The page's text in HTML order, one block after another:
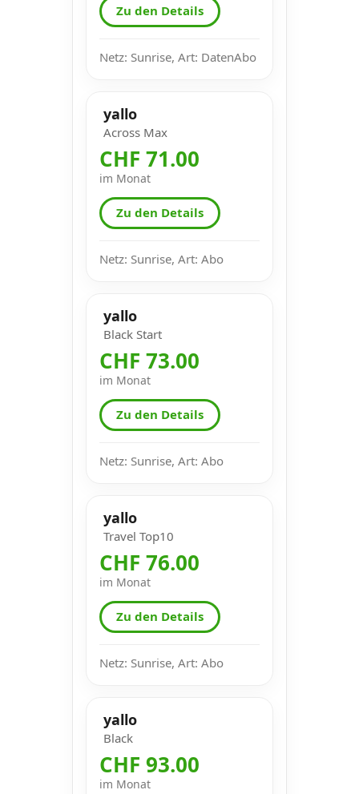
Zu den Details
Netz: Sunrise, Art: DatenAbo
yallo
Across Max
CHF 71.00
im Monat
Zu den Details
Netz: Sunrise, Art: Abo
yallo
Black Start
CHF 73.00
im Monat
Zu den Details
Netz: Sunrise, Art: Abo
yallo
Travel Top10
CHF 76.00
im Monat
Zu den Details
Netz: Sunrise, Art: Abo
yallo
Black
CHF 93.00
im Monat